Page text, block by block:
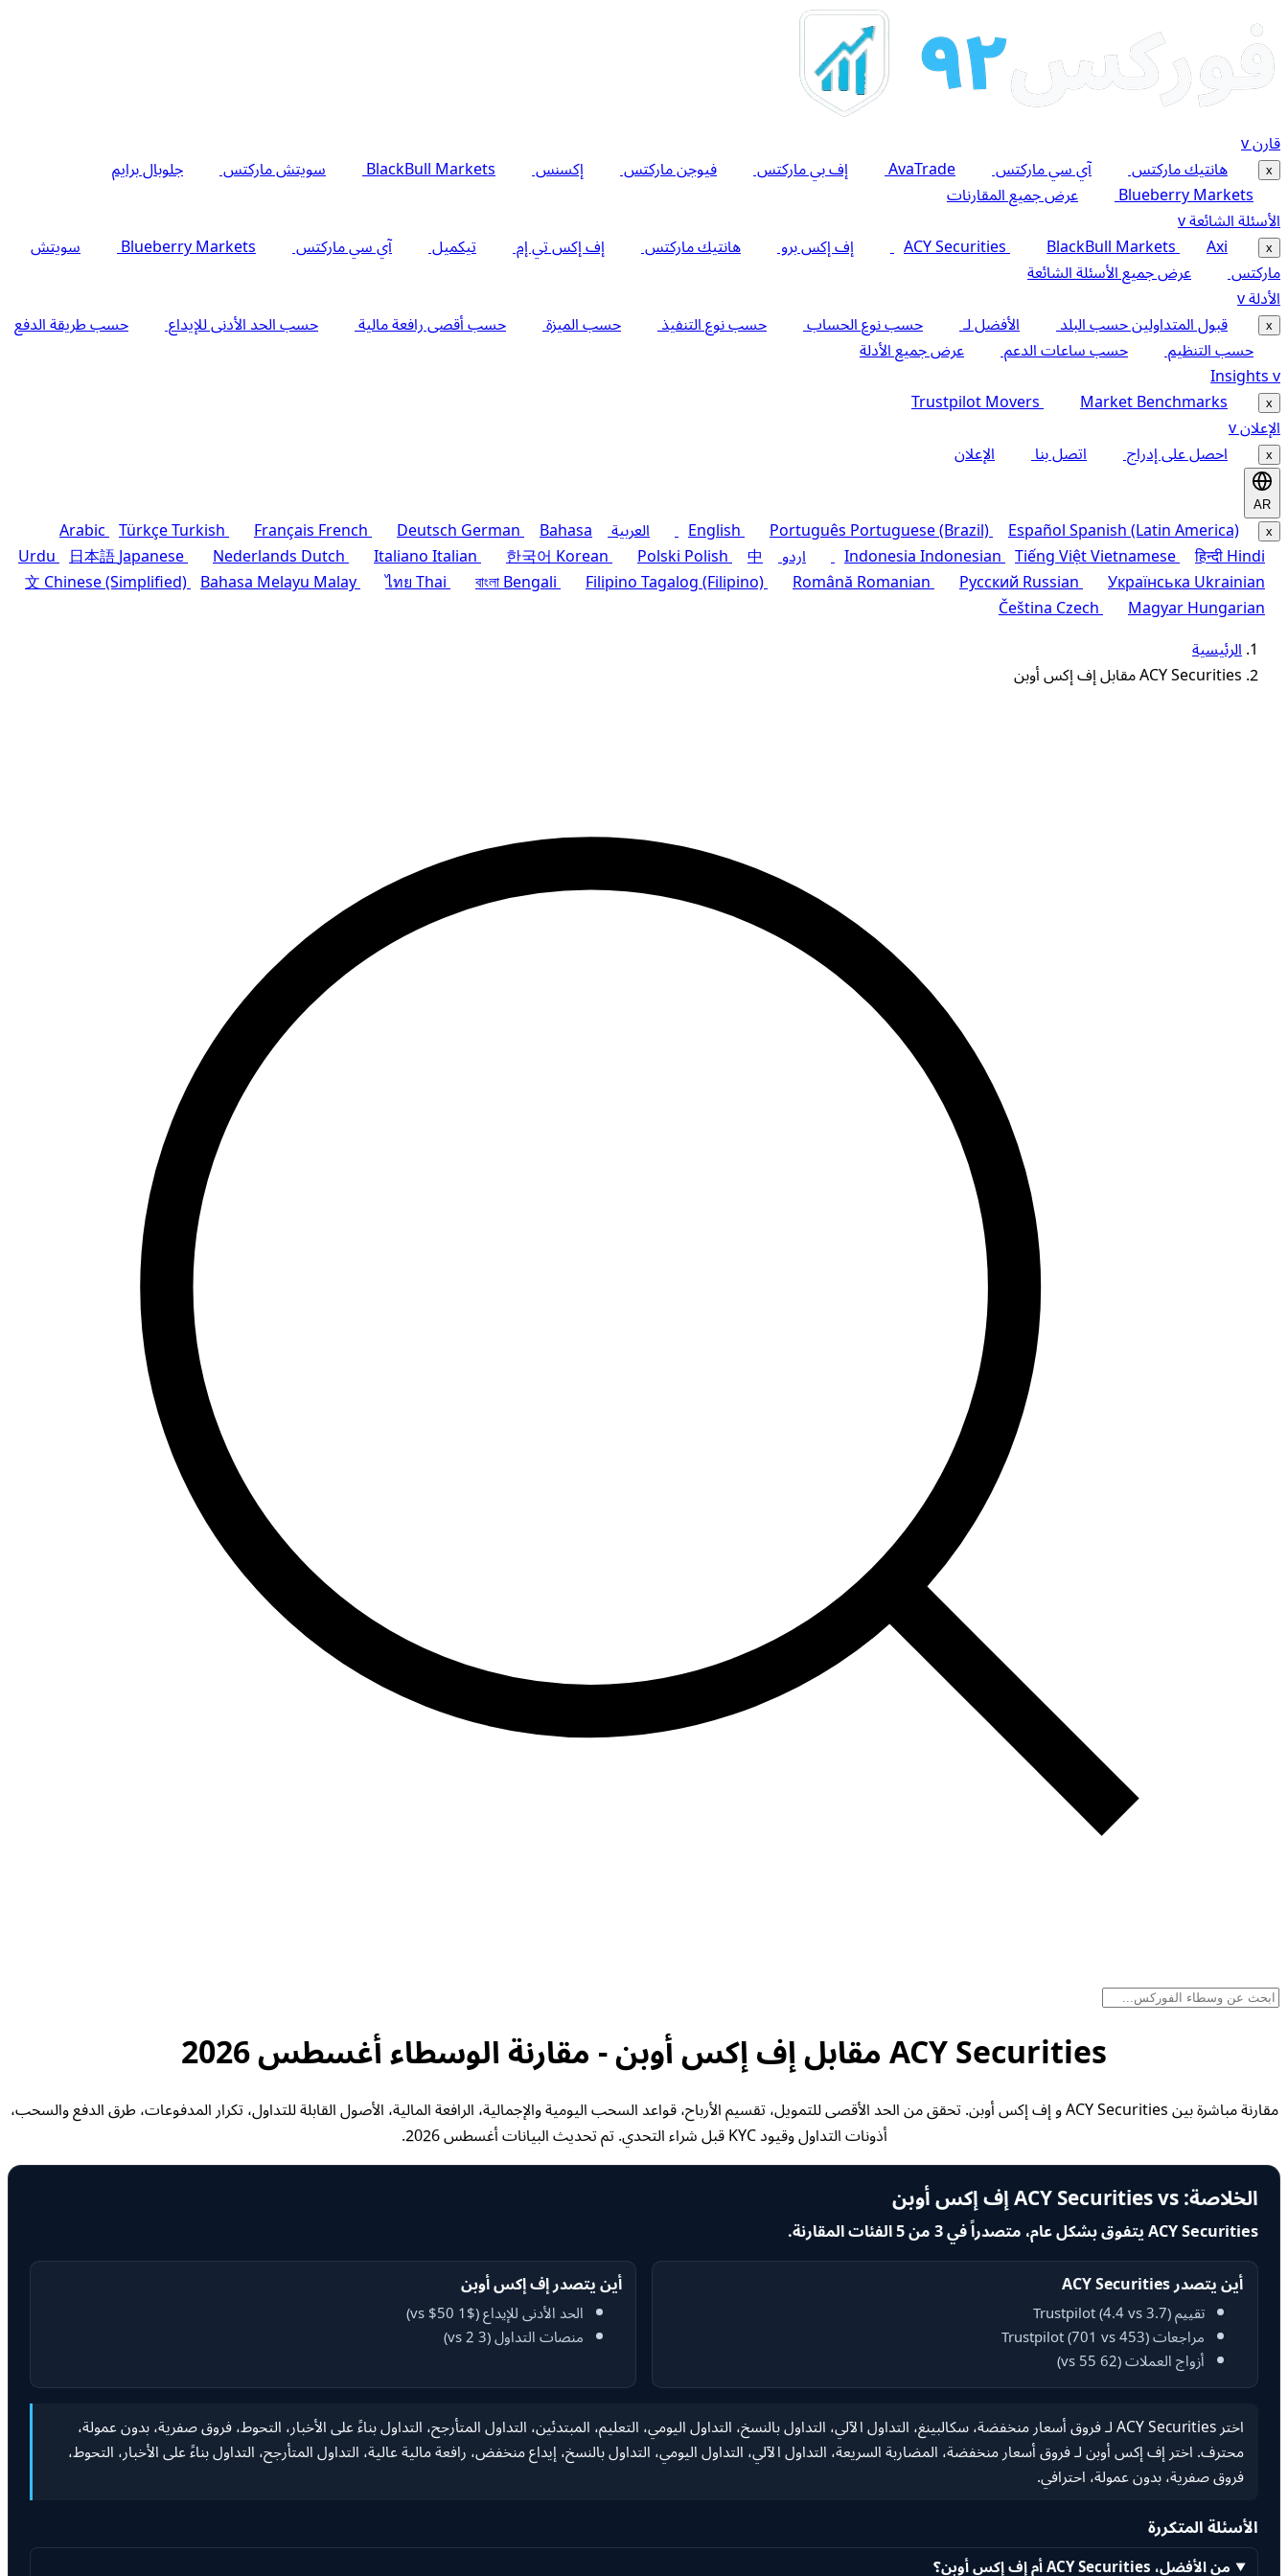
قارنv
x هانتيك ماركتس آي سي ماركتس AvaTrade إف بي ماركتس فيوجن ماركتس إكسنس BlackBull Markets سويتش ماركتس جلوبال برايم
Blueberry Markets عرض جميع المقارنات
الأسئلة الشائعةv
x
ACY Securities BlackBull Markets Axi إف إكس برو هانتيك ماركتس إف إكس تي إم تيكميل آي سي ماركتس Blueberry Markets سويتش
ماركتس عرض جميع الأسئلة الشائعة
الأدلةv
x قبول المتداولين حسب البلد الأفضل لـ حسب نوع الحساب حسب نوع التنفيذ حسب الميزة حسب أقصى رافعة مالية حسب الحد الأدنى للإيداع حسب طريقة الدفع
حسب التنظيم حسب ساعات الدعم عرض جميع الأدلة
Insightsv
x
Trustpilot Movers Market Benchmarks
الإعلانv
x احصل على إدراج اتصل بنا الإعلان
AR
x
English PortuguêsPortuguese (Brazil) EspañolSpanish (Latin America) العربية Arabic TürkçeTurkish FrançaisFrench DeutschGerman Bahasa
IndonesiaIndonesian Tiếng ViệtVietnamese हिन्दीHindi اردو Urdu 日本語Japanese NederlandsDutch ItalianoItalian 한국어Korean PolskiPolish 中
文Chinese (Simplified) Bahasa MelayuMalay ไทยThai বাংলাBengali FilipinoTagalog (Filipino) RomânăRomanian РусскийRussian УкраїнськаUkrainian
ČeštinaCzech MagyarHungarian
الرئيسية
ACY Securities مقابل إف إكس أوبن
ACY Securities مقابل إف إكس أوبن - مقارنة الوسطاء أغسطس 2026
مقارنة مباشرة بين ACY Securities و إف إكس أوبن. تحقق من الحد الأقصى للتمويل، تقسيم الأرباح، قواعد السحب اليومية والإجمالية، الرافعة المالية، الأصول القابلة للتداول، تكرار المدفوعات، طرق الدفع والسحب،
أذونات التداول وقيود KYC قبل شراء التحدي. تم تحديث البيانات أغسطس 2026.
الخلاصة: ACY Securities vs إف إكس أوبن
ACY Securities يتفوق بشكل عام، متصدراً في 3 من 5 الفئات المقارنة.
أين يتصدر ACY Securities
تقييم Trustpilot (4.4 vs 3.7)
مراجعات Trustpilot (701 vs 453)
أزواج العملات (62 vs 55)
أين يتصدر إف إكس أوبن
الحد الأدنى للإيداع ($1 vs $50)
منصات التداول (3 vs 2)
اختر ACY Securities لـ فروق أسعار منخفضة، سكالبينغ، التداول الآلي، التداول بالنسخ، التداول اليومي، التعليم، المبتدئين، التداول المتأرجح، التداول بناءً على الأخبار، التحوط، فروق صفرية، بدون عمولة،
محترف. اختر إف إكس أوبن لـ فروق أسعار منخفضة، المضاربة السريعة، التداول الآلي، التداول اليومي، التداول بالنسخ، إيداع منخفض، رافعة مالية عالية، التداول المتأرجح، التداول بناءً على الأخبار، التحوط،
فروق صفرية، بدون عمولة، احترافي.
الأسئلة المتكررة
من الأفضل، ACY Securities أم إف إكس أوبن؟